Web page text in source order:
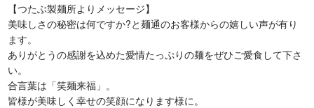
【つたぶ製麺所よりメッセージ】
美味しさの秘密は何ですか?と麺通のお客様からの嬉しい声が有り
ます。
ありがとうの感謝を込めた愛情たっぷりの麺をぜひご愛食して下さ
い。
合言葉は「笑麺来福」。
皆様が美味しく幸せの笑顔になります様に。